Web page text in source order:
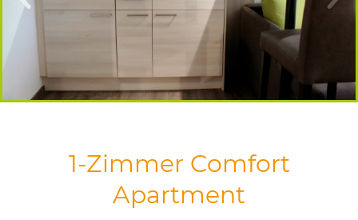
1-Zimmer Comfort
Apartment